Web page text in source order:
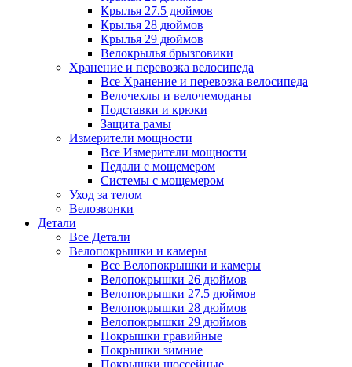
Крылья 27.5 дюймов
Крылья 28 дюймов
Крылья 29 дюймов
Велокрылья брызговики
Хранение и перевозка велосипеда
Все Хранение и перевозка велосипеда
Велочехлы и велочемоданы
Подставки и крюки
Защита рамы
Измерители мощности
Все Измерители мощности
Педали с мощемером
Системы с мощемером
Уход за телом
Велозвонки
Детали
Все Детали
Велопокрышки и камеры
Все Велопокрышки и камеры
Велопокрышки 26 дюймов
Велопокрышки 27.5 дюймов
Велопокрышки 28 дюймов
Велопокрышки 29 дюймов
Покрышки гравийные
Покрышки зимние
Покрышки шоссейные